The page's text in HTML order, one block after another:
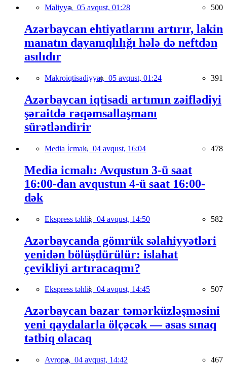
Maliyyə, 05 avqust, 01:28 500
Azərbaycan ehtiyatlarını artırır, lakin
manatın dayanıqlılığı hələ də neftdən
asılıdır
Makroiqtisadiyyat, 05 avqust, 01:24 391
Azərbaycan iqtisadi artımın zəiflədiyi
şəraitdə rəqəmsallaşmanı
sürətləndirir
Media İcmalı, 04 avqust, 16:04 478
Media icmalı: Avqustun 3-ü saat
16:00-dan avqustun 4-ü saat 16:00-
dək
Ekspress təhlil, 04 avqust, 14:50 582
Azərbaycanda gömrük səlahiyyətləri
yenidən bölüşdürülür: islahat
çevikliyi artıracaqmı?
Ekspress təhlil, 04 avqust, 14:45 507
Azərbaycan bazar təmərküzləşməsini
yeni qaydalarla ölçəcək — əsas sınaq
tətbiq olacaq
Avropa, 04 avqust, 14:42 467